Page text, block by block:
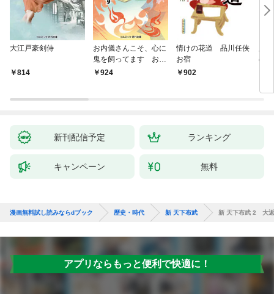
大江戸豪剣侍
814
お内儀さんこそ、心に
鬼を飼ってます おけ
いの戯作手帖
924
情けの花道 品川任侠
お宿
902
の
新刊配信予定 ランキング
キャンペーン 無料
漫画無料試し読みならdブック 歴史・時代 新 天下布武 新 天下布武 2 大
アプリならもっと便利で快適に！